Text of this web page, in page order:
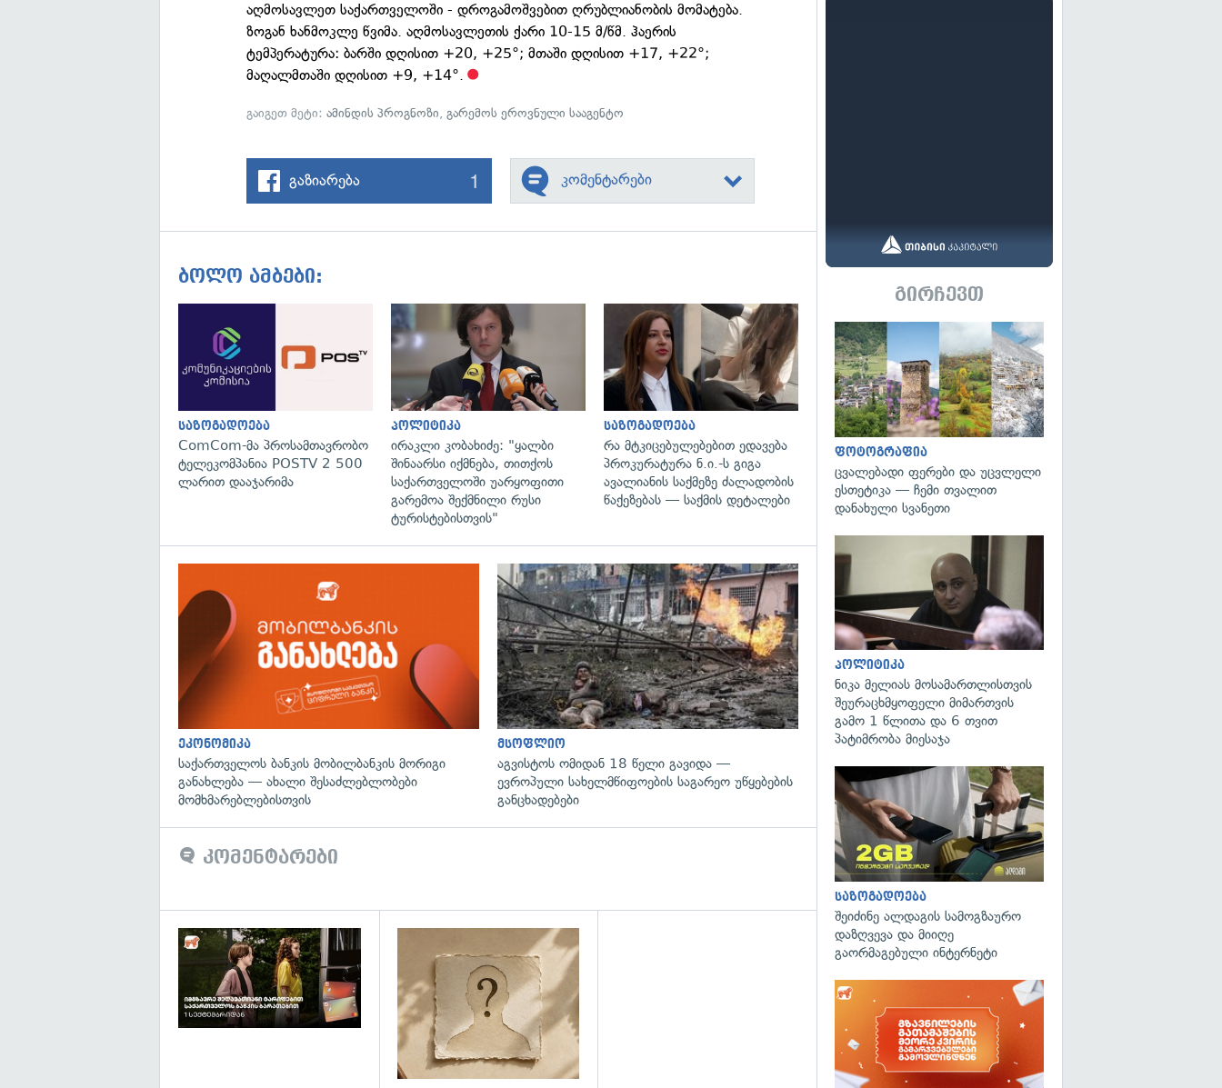
აღმოსავლეთ საქართველოში - დროგამოშვებით ღრუბლიანობის მომატება.
ზოგან ხანმოკლე წვიმა. აღმოსავლეთის ქარი 10-15 მ/წმ. ჰაერის
ტემპერატურა: ბარში დღისით +20, +25°; მთაში დღისით +17, +22°;
მაღალმთაში დღისით +9, +14°.
გაიგეთ მეტი:ამინდის პროგნოზი,გარემოს ეროვნული სააგენტო
გაზიარება 1 კომენტარები
ბოლო ამბები:
საზოგადოება
ComCom-მა პროსამთავრობო
ტელეკომპანია POSTV 2 500
ლარით დააჯარიმა
გადახედვა
პოლიტიკა
ირაკლი კობახიძე: "ყალბი
შინაარსი იქმნება, თითქოს
საქართველოში უარყოფითი
გარემოა შექმნილი რუსი
ტურისტებისთვის"
გადახედვა
საზოგადოება
რა მტკიცებულებებით ედავება
პროკურატურა ნ.ი.-ს გიგა
ავალიანის საქმეზე ძალადობის
წაქეზებას — საქმის დეტალები
ეკონომიკა
საქართველოს ბანკის მობილბანკის მორიგი
განახლება — ახალი შესაძლებლობები
მომხმარებლებისთვის
მსოფლიო
აგვისტოს ომიდან 18 წელი გავიდა —
ევროპული სახელმწიფოების საგარეო უწყებების
განცხადებები
კომენტარები
გირჩევთ
ფოტოგრაფია
ცვალებადი ფერები და უცვლელი
ესთეტიკა — ჩემი თვალით
დანახული სვანეთი
პოლიტიკა
ნიკა მელიას მოსამართლისთვის
შეურაცხმყოფელი მიმართვის
გამო 1 წლითა და 6 თვით
პატიმრობა მიესაჯა
საზოგადოება
შეიძინე ალდაგის სამოგზაურო
დაზღვევა და მიიღე
გაორმაგებული ინტერნეტი